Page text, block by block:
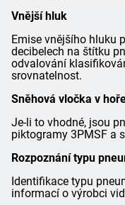
Vnější hluk
Emise vnějšího hluku
decibelech na štítku
odvalování
srovnatelnost.
Sněhová vločka v
Je-li to vhodné, jsou
piktogramy 3PMSF a
Rozpoznání typu
Identifikace typu
informací o výrobci